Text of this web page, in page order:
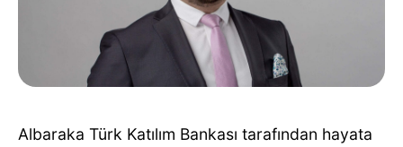
Albaraka Türk Katılım Bankası tarafından hayata